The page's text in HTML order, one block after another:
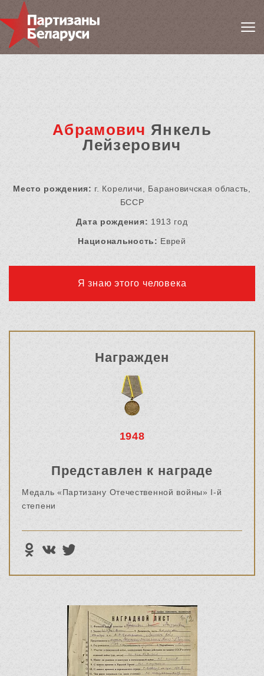
Абрамович Янкель
Лейзерович
Место рождения: г. Кореличи, Барановичская область,
БССР
Дата рождения: 1913 год
Национальность: Еврей
Я знаю этого человека
Награжден
1948
Представлен к награде
Медаль «Партизану Отечественной войны» I-й
степени